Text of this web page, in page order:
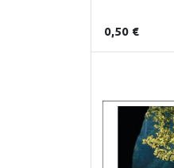
0,50 €